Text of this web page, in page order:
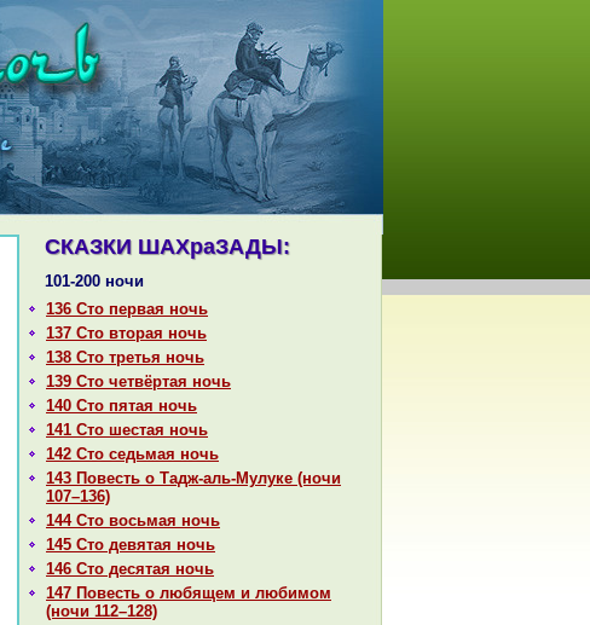
СКАЗКИ ШАХpaЗАДЫ:
101-200 ночи
136 Сто первая ночь
137 Сто втоpaя ночь
138 Сто третья ночь
139 Сто четвёртая ночь
140 Сто пятая ночь
141 Сто шестая ночь
142 Сто седьмая ночь
143 Повесть о Тадж-аль-Мулуке (ночи
107–136)
144 Сто восьмая ночь
145 Сто девятая ночь
146 Сто десятая ночь
147 Повесть о любящем и любимом
(ночи 112–128)